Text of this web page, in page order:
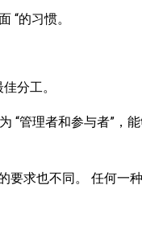
“的习惯。
分工。
管理者和参与者”，
要求也不同。 任何一